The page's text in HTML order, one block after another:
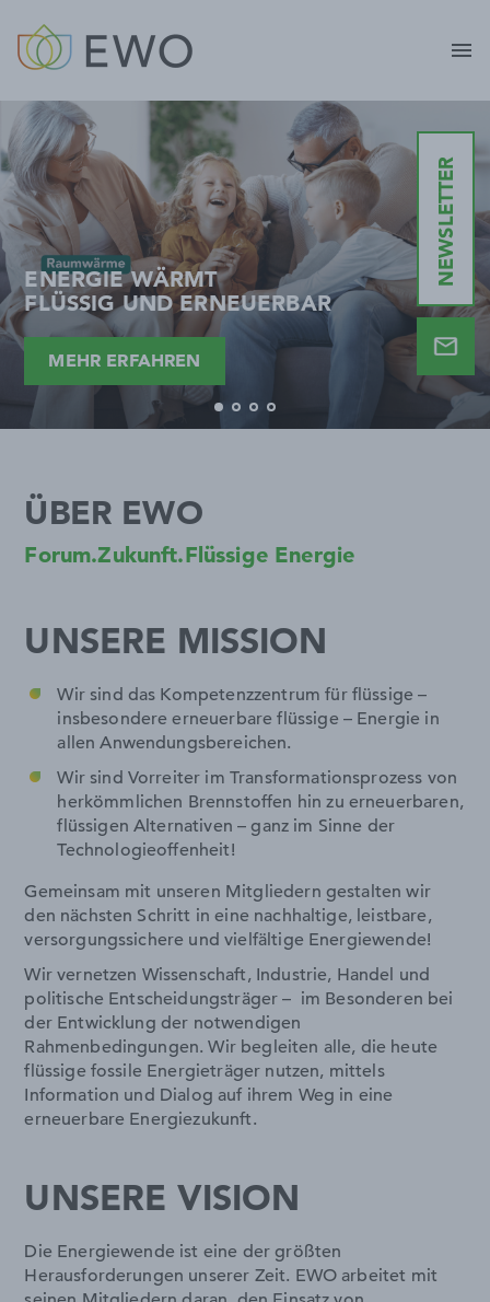
menu
NEWSLETTER
ENERGIE WÄRMT
FLÜSSIG UND ERNEUERBAR
MEHR ERFAHREN
ÜBER EWO
Forum.Zukunft.Flüssige Energie
UNSERE MISSION
Wir sind das Kompetenzzentrum für flüssige –
insbesondere erneuerbare flüssige – Energie in
allen Anwendungsbereichen.
Wir sind Vorreiter im Transformationsprozess von
herkömmlichen Brennstoffen hin zu erneuerbaren,
flüssigen Alternativen – ganz im Sinne der
Technologieoffenheit!
Gemeinsam mit unseren Mitgliedern gestalten wir
den nächsten Schritt in eine nachhaltige, leistbare,
versorgungssichere und vielfältige Energiewende!
Wir vernetzen Wissenschaft, Industrie, Handel und
politische Entscheidungsträger – im Besonderen bei
der Entwicklung der notwendigen
Rahmenbedingungen. Wir begleiten alle, die heute
flüssige fossile Energieträger nutzen, mittels
Information und Dialog auf ihrem Weg in eine
erneuerbare Energiezukunft.
UNSERE VISION
Die Energiewende ist eine der größten
Herausforderungen unserer Zeit. EWO arbeitet mit